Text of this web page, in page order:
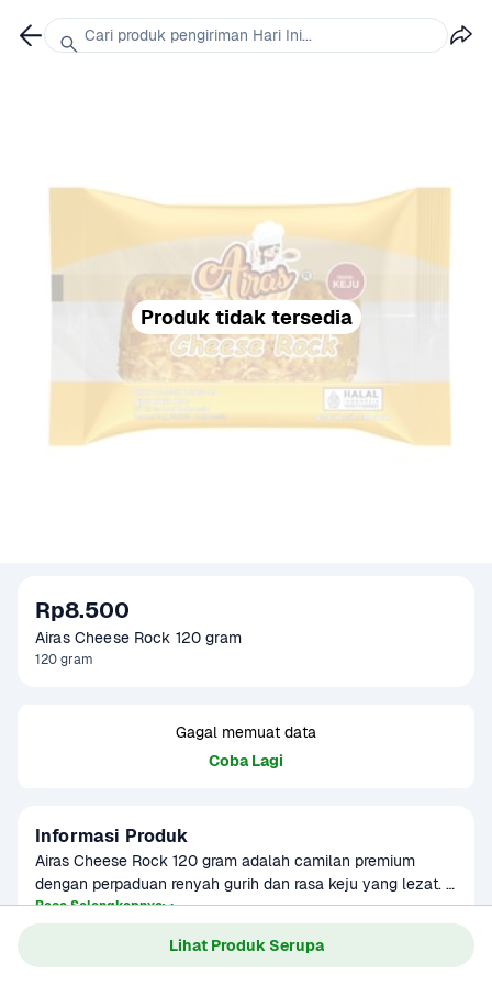
Lihat Produk Serupa
Produk tidak tersedia
Rp8.500
Airas Cheese Rock 120 gram
120 gram
Gagal memuat data
Coba Lagi
Informasi Produk
Airas Cheese Rock 120 gram adalah camilan premium
dengan perpaduan renyah gurih dan rasa keju yang lezat.
Dibuat dari bahan pilihan berkualitas tinggi, camilan ini
menghadirkan sensasi kriuk setiap gigitan dengan cita rasa
keju yang kuat namun seimbang. Cocok dinikmati kapan
Baca Selengkapnya
Cari produk pengiriman Hari Ini...